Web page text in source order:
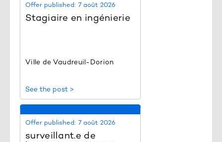
Offer published: 7 août 2026
Stagiaire en ingénierie
Ville de Vaudreuil-Dorion
See the post >
Offer published: 7 août 2026
surveillant.e de